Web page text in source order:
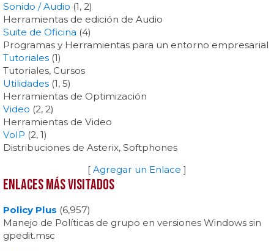
Sonido / Audio (1, 2)
Herramientas de edición de Audio
Suite de Oficina (4)
Programas y Herramientas para un entorno empresarial
Tutoriales (1)
Tutoriales, Cursos
Utilidades (1, 5)
Herramientas de Optimización
Video (2, 2)
Herramientas de Video
VoIP (2, 1)
Distribuciones de Asterix, Softphones
[ Agregar un Enlace ]
Enlaces más visitados
Policy Plus (6,957)
Manejo de Políticas de grupo en versiones Windows sin
gpedit.msc